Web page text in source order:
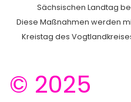
Sächsischen Landtag
Diese Maßnahmen werden
Kreistag des
© 2025